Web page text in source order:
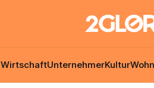
WirtschaftUnternehmerKultur